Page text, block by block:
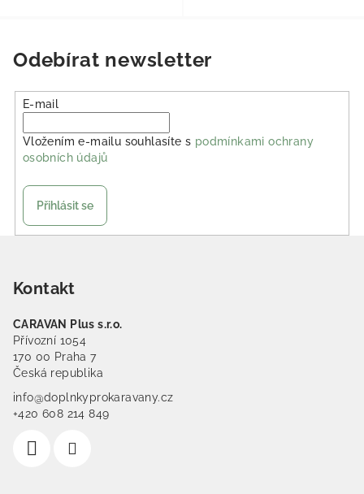
Odebírat newsletter
E-mail
Vložením e-mailu souhlasíte s podmínkami ochrany
osobních údajů
Přihlásit se
Kontakt
CARAVAN Plus s.r.o.
Přívozní 1054
170 00 Praha 7
Česká republika
info@doplnkyprokaravany.cz
+420 608 214 849